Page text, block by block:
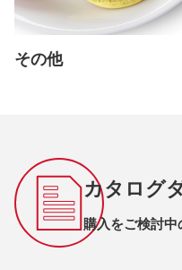
その他
カタログ
購入をご検討